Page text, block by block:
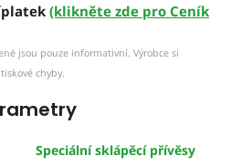
(klikněte zde pro Ceník
jsou pouze informativní. Výrobce si
chyby.
Speciální sklápěcí přívěsy